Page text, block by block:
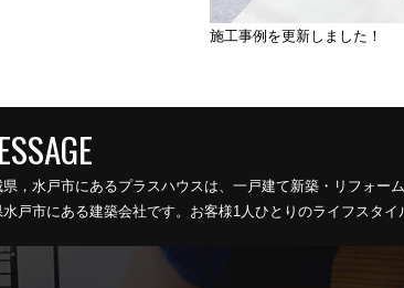
施工事例を更新しました！
県，水戸市にあるプラスハウスは、一戸建て新築・リフォー
水戸市にある建築会社です。お客様1人ひとりのライフスタ